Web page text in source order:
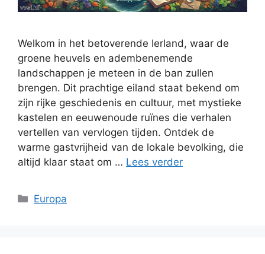
Welkom in het betoverende Ierland, waar de
groene heuvels en adembenemende
landschappen je meteen in de ban zullen
brengen. Dit prachtige eiland staat bekend om
zijn rijke geschiedenis en cultuur, met mystieke
kastelen en eeuwenoude ruïnes die verhalen
vertellen van vervlogen tijden. Ontdek de
warme gastvrijheid van de lokale bevolking, die
altijd klaar staat om … Lees verder
Categorieën
Europa